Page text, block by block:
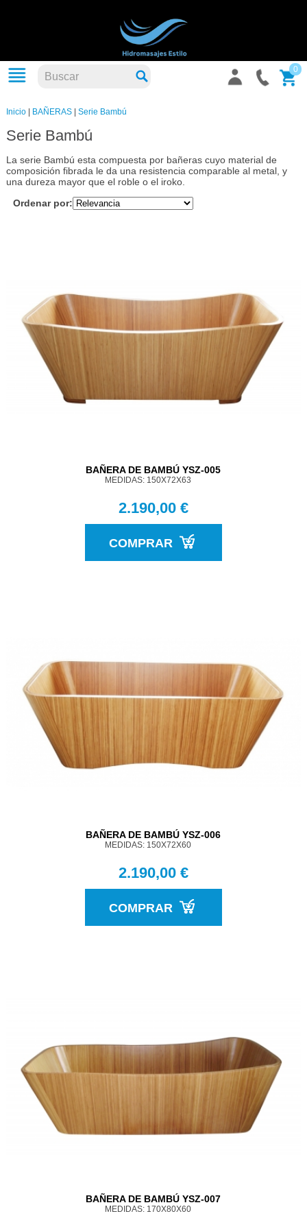
0
Inicio| BAÑERAS| Serie Bambú
Serie Bambú
La serie Bambú esta compuesta por bañeras cuyo material de
composición fibrada le da una resistencia comparable al metal, y
una dureza mayor que el roble o el iroko.
Ordenar por:
BAÑERA DE BAMBÚ YSZ-005
MEDIDAS: 150X72X63
2.190,00 €
COMPRAR
BAÑERA DE BAMBÚ YSZ-006
MEDIDAS: 150X72X60
2.190,00 €
COMPRAR
BAÑERA DE BAMBÚ YSZ-007
MEDIDAS: 170X80X60